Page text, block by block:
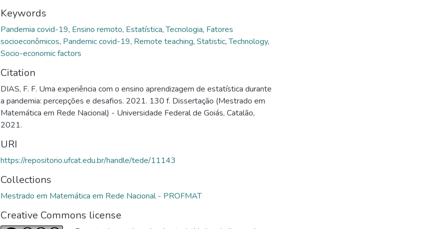
Keywords
Pandemia covid-19, Ensino remoto, Estatística,Tecnologia, Fatores
socioeconômicos, Pandemic covid-19, Remote teaching, Statistic,Technology,
Socio-economic factors
Citation
DIAS, F. F. Uma experiência com o ensino aprendizagem de estatística durante
a pandemia: percepções e desafios. 2021. 130 f. Dissertação (Mestrado em
Matemática em Rede Nacional) - Universidade Federal de Goiás, Catalão,
2021.
URI
https://repositorio.ufcat.edu.br/handle/tede/11143
Collections
Mestrado em Matemática em Rede Nacional - PROFMAT
Creative Commons license